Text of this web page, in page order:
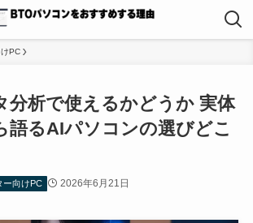
PC
分析で使えるかどうか 実体
語るAIパソコンの選びどこ
ー向けPC 2026年6月21日